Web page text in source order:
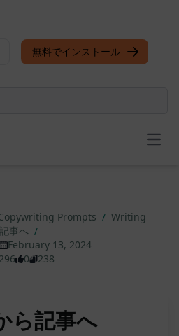
無料でインストール
Prompts / Writing
事へ /
February 13, 2024
296
0 238
ら記事へ